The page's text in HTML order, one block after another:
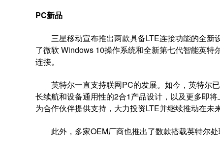
PC新品
三星移动宣布推出两款具备LTE连接功能的全新
了微软 Windows 10操作系统和全新第七代智能英
连接。
英特尔一直支持联网PC的发展。如今，英特尔已
长续航和设备通用性的2合1产品设计，以及更多即
为合作伙伴提供支持，大力投资LTE并继续推动在未
此外，多家OEM厂商也推出了数款搭载英特尔处